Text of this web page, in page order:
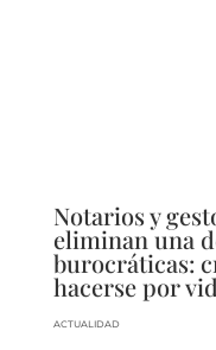
Notarios y
eliminan una
burocráticas:
hacerse por
ACTUALIDAD